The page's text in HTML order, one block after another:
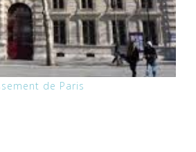
de Paris